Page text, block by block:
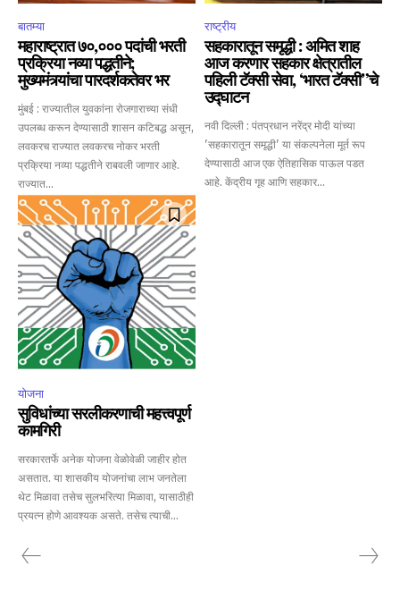
your privacy and won't spam your inbox. Your information is
safe with us.
SUBSCRIBE
I've read and accept thePrivacy Policy
6,300
Fans
32,111
Followers
बातम्या
महाराष्ट्रात ७०,००० पदांची भरती
प्रक्रिया नव्या पद्धतीने;
मुख्यमंत्र्यांचा पारदर्शकतेवर भर
मुंबई : राज्यातील युवकांना रोजगाराच्या संधी
उपलब्ध करून देण्यासाठी शासन कटिबद्ध असून,
लवकरच राज्यात लवकरच नोकर भरती
प्रक्रिया नव्या पद्धतीने राबवली जाणार आहे.
राज्यात...
राष्ट्रीय
सहकारातून समृद्धी : अमित शाह
आज करणार सहकार क्षेत्रातील
पहिली टॅक्सी सेवा, ‘भारत टॅक्सी”चे
उद्घाटन
नवी दिल्ली : पंतप्रधान नरेंद्र मोदी यांच्या
'सहकारातून समृद्धी' या संकल्पनेला मूर्त रूप
देण्यासाठी आज एक ऐतिहासिक पाऊल पडत
आहे. केंद्रीय गृह आणि सहकार...
योजना
सुविधांच्या सरलीकरणाची महत्त्वपूर्ण
कामगिरी
सरकारतर्फे अनेक योजना वेळोवेळी जाहीर होत
असतात. या शासकीय योजनांचा लाभ जनतेला
थेट मिळावा तसेच सुलभरित्या मिळावा, यासाठीही
प्रयत्न होणे आवश्यक असते. तसेच त्याची...